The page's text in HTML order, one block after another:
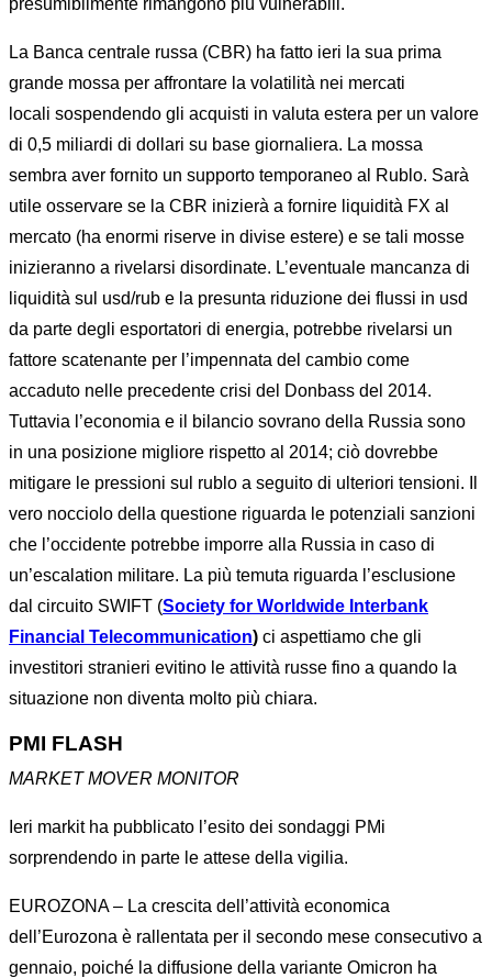
presumibilmente rimangono più vulnerabili.
La Banca centrale russa (CBR) ha fatto ieri la sua prima
grande mossa per affrontare la volatilità nei mercati
locali sospendendo gli acquisti in valuta estera per un valore
di 0,5 miliardi di dollari su base giornaliera. La mossa
sembra aver fornito un supporto temporaneo al Rublo. Sarà
utile osservare se la CBR inizierà a fornire liquidità FX al
mercato (ha enormi riserve in divise estere) e se tali mosse
inizieranno a rivelarsi disordinate. L’eventuale mancanza di
liquidità sul usd/rub e la presunta riduzione dei flussi in usd
da parte degli esportatori di energia, potrebbe rivelarsi un
fattore scatenante per l’impennata del cambio come
accaduto nelle precedente crisi del Donbass del 2014.
Tuttavia l’economia e il bilancio sovrano della Russia sono
in una posizione migliore rispetto al 2014; ciò dovrebbe
mitigare le pressioni sul rublo a seguito di ulteriori tensioni. Il
vero nocciolo della questione riguarda le potenziali sanzioni
che l’occidente potrebbe imporre alla Russia in caso di
un’escalation militare. La più temuta riguarda l’esclusione
dal circuito SWIFT (Society for Worldwide Interbank
Financial Telecommunication) ci aspettiamo che gli
investitori stranieri evitino le attività russe fino a quando la
situazione non diventa molto più chiara.
PMI FLASH
MARKET MOVER MONITOR
Ieri markit ha pubblicato l’esito dei sondaggi PMi
sorprendendo in parte le attese della vigilia.
EUROZONA – La crescita dell’attività economica
dell’Eurozona è rallentata per il secondo mese consecutivo a
gennaio, poiché la diffusione della variante Omicron ha